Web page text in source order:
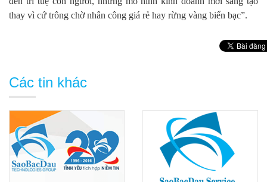
thay vì cứ trông chờ nhân công giá rẻ hay rừng vàng biển bạc”.
Các tin khác